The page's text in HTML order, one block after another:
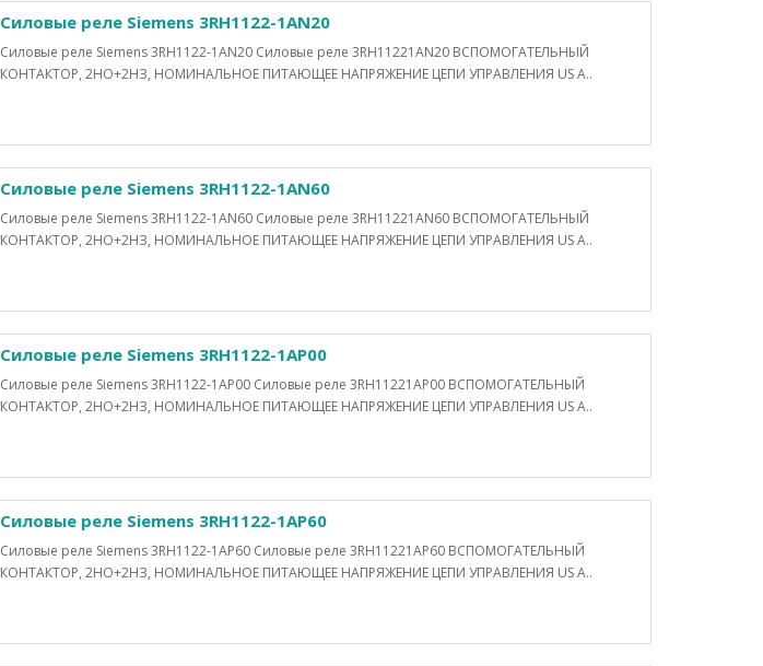
Силовые реле Siemens 3RH1122-1AN20
Силовые реле Siemens 3RH1122-1AN20 Силовые реле 3RH11221AN20 ВСПОМОГАТЕЛЬНЫЙ
КОНТАКТОР, 2НО+2НЗ, НОМИНАЛЬНОЕ ПИТАЮЩЕЕ НАПРЯЖЕНИЕ ЦЕПИ УПРАВЛЕНИЯ US A..
Силовые реле Siemens 3RH1122-1AN60
Силовые реле Siemens 3RH1122-1AN60 Силовые реле 3RH11221AN60 ВСПОМОГАТЕЛЬНЫЙ
КОНТАКТОР, 2НО+2НЗ, НОМИНАЛЬНОЕ ПИТАЮЩЕЕ НАПРЯЖЕНИЕ ЦЕПИ УПРАВЛЕНИЯ US A..
Силовые реле Siemens 3RH1122-1AP00
Силовые реле Siemens 3RH1122-1AP00 Силовые реле 3RH11221AP00 ВСПОМОГАТЕЛЬНЫЙ
КОНТАКТОР, 2НО+2НЗ, НОМИНАЛЬНОЕ ПИТАЮЩЕЕ НАПРЯЖЕНИЕ ЦЕПИ УПРАВЛЕНИЯ US A..
Силовые реле Siemens 3RH1122-1AP60
Силовые реле Siemens 3RH1122-1AP60 Силовые реле 3RH11221AP60 ВСПОМОГАТЕЛЬНЫЙ
КОНТАКТОР, 2НО+2НЗ, НОМИНАЛЬНОЕ ПИТАЮЩЕЕ НАПРЯЖЕНИЕ ЦЕПИ УПРАВЛЕНИЯ US A..